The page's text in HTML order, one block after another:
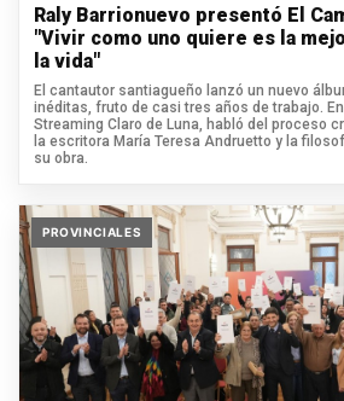
Raly Barrionuevo presentó El
"Vivir como uno quiere es la
la vida"
El cantautor santiagueño lanzó un nuevo
inéditas, fruto de casi tres años de trabajo.
Streaming Claro de Luna, habló del proceso
la escritora María Teresa Andruetto y la
su obra.
PROVINCIALES